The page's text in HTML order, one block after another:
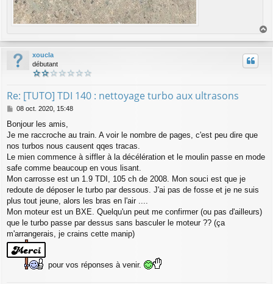
u
xoucla
débutant
Re: [TUTO] TDI 140 : nettoyage turbo aux ultrasons
M
s
s
a
08 oct. 2020, 15:48
Bonjour les amis,
Je me raccroche au train. A voir le nombre de pages, c'est peu dire que
nos turbos nous causent qqes tracas.
Le mien commence à siffler à la décélération et le moulin passe en mode
safe comme beaucoup en vous lisant.
Mon carrosse est un 1.9 TDI, 105 ch de 2008. Mon souci est que je
redoute de déposer le turbo par dessous. J'ai pas de fosse et je ne suis
plus tout jeune, alors les bras en l'air ....
Mon moteur est un BXE. Quelqu'un peut me confirmer (ou pas d'ailleurs)
que le turbo passe par dessus sans basculer le moteur ?? (ça
m'arrangerais, je crains cette manip)
pour vos réponses à venir.